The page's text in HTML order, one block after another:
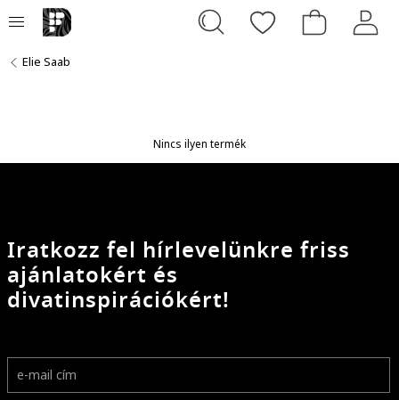
Elie Saab
Nincs ilyen termék
Iratkozz fel hírlevelünkre friss
ajánlatokért és
divatinspirációkért!